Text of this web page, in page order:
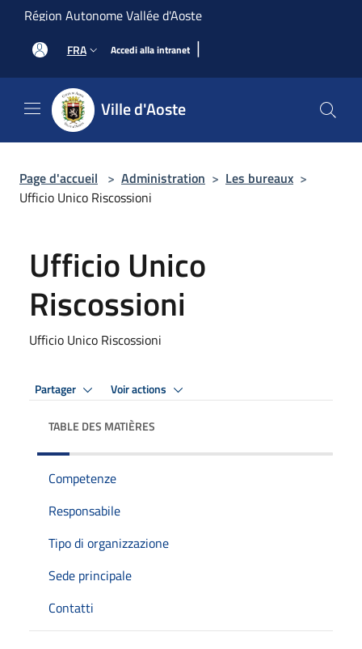
Salta al contenuto principale
Région Autonome Vallée d'Aoste
FRA Accedi alla intranet |
Ville d'Aoste
Page d'accueil > Administration > Les bureaux >
Ufficio Unico Riscossioni
Ufficio Unico
Riscossioni
Ufficio Unico Riscossioni
Partager Voir actions
TABLE DES MATIÈRES
Competenze
Responsabile
Tipo di organizzazione
Sede principale
Contatti